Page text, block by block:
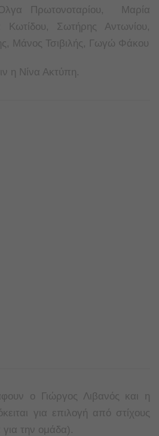
Πρωτονοταρίου, Μαρία
Κωτίδου, Σωτήρης Αντωνίου,
Μάνος Τσιβιλής, Γωγώ Φάκου
η Νίνα Ακτύπη.
ο Γιώργος Λιβανός και η
για επιλογή από στίχους
για την ομάδα).